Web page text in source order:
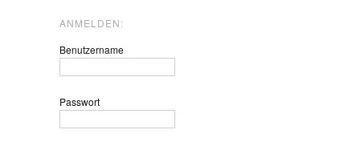
ANMELDEN:
Benutzername
Passwort